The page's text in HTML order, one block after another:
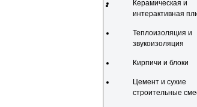
Керамическая и
интерактивная
Теплоизоляция и
звукоизоляция
Кирпичи и блоки
Цемент и сухие
строительные